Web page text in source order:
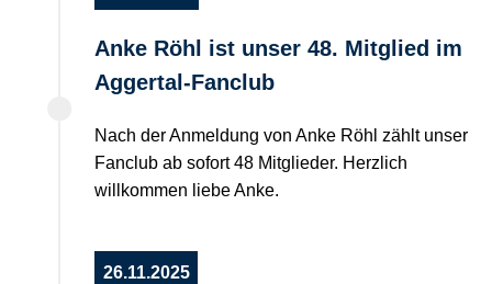
Anke Röhl ist unser 48. Mitglied im
Aggertal-Fanclub
Nach der Anmeldung von Anke Röhl zählt unser
Fanclub ab sofort 48 Mitglieder. Herzlich
willkommen liebe Anke.
26.11.2025